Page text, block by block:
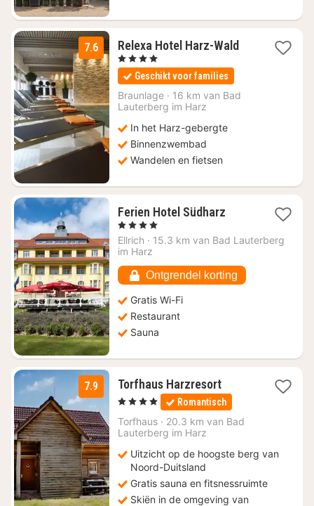
7.6 Relexa Hotel Harz-Wald1
179
, 4 Sterren
Geschikt voor families
Braunlage · 16 km van Bad
Lauterberg im Harz
In het Harz-gebergte
Binnenzwembad
Wandelen en fietsen
Ferien Hotel Südharz1
vanaf
, 4 Sterren
Ellrich · 15.3 km van Bad Lauterberg
im Harz
Ontgrendel korting
Gratis Wi-Fi
Restaurant
Sauna
7.9 Torfhaus Harzresort1
nacht
vanaf
€
, 4 Sterren Romantisch
Torfhaus · 20.3 km van Bad
Lauterberg im Harz
Uitzicht op de hoogste berg van
Noord-Duitsland
Gratis sauna en fitsnessruimte
Skiën in de omgeving van